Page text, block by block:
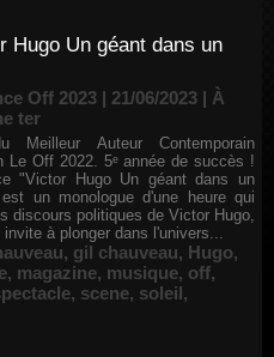
Hugo Un géant dans un
Off 2023 | 21/06/2023 | À
ter
Meilleur Auteur Contemporain
Le Off 2022. 5ᵉ année de succès !
"Victor Hugo Un géant dans un
un monologue d'une heure qui
discours politiques de Victor Hugo,
à plonger dans l'univers...
, gil chauveau, Hugo,
, magazine, musique, off,
, scene, soleil,